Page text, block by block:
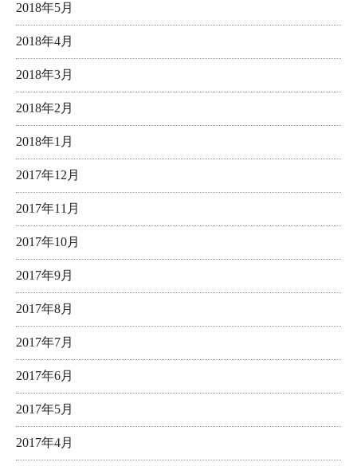
2018年5月
2018年4月
2018年3月
2018年2月
2018年1月
2017年12月
2017年11月
2017年10月
2017年9月
2017年8月
2017年7月
2017年6月
2017年5月
2017年4月